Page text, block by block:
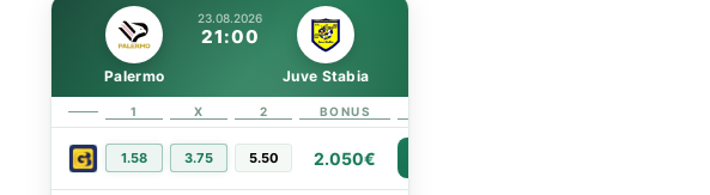
23.08.2026
21:00
Palermo Juve Stabia
1 X 2 BONUS
1.58 3.75 5.50 2.050€